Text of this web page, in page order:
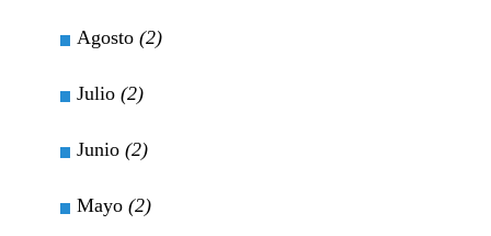
Agosto (2)
Julio (2)
Junio (2)
Mayo (2)